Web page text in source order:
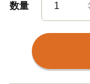
数量